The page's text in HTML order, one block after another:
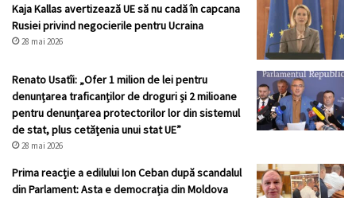
Kaja Kallas avertizează UE să nu cadă în capcana
Rusiei privind negocierile pentru Ucraina
28 mai 2026
Renato Usatîi: „Ofer 1 milion de lei pentru
denunțarea traficanților de droguri și 2 milioane
pentru denunțarea protectorilor lor din sistemul
de stat, plus cetățenia unui stat UE”
28 mai 2026
Prima reacție a edilului Ion Ceban după scandalul
din Parlament: Asta e democrația din Moldova